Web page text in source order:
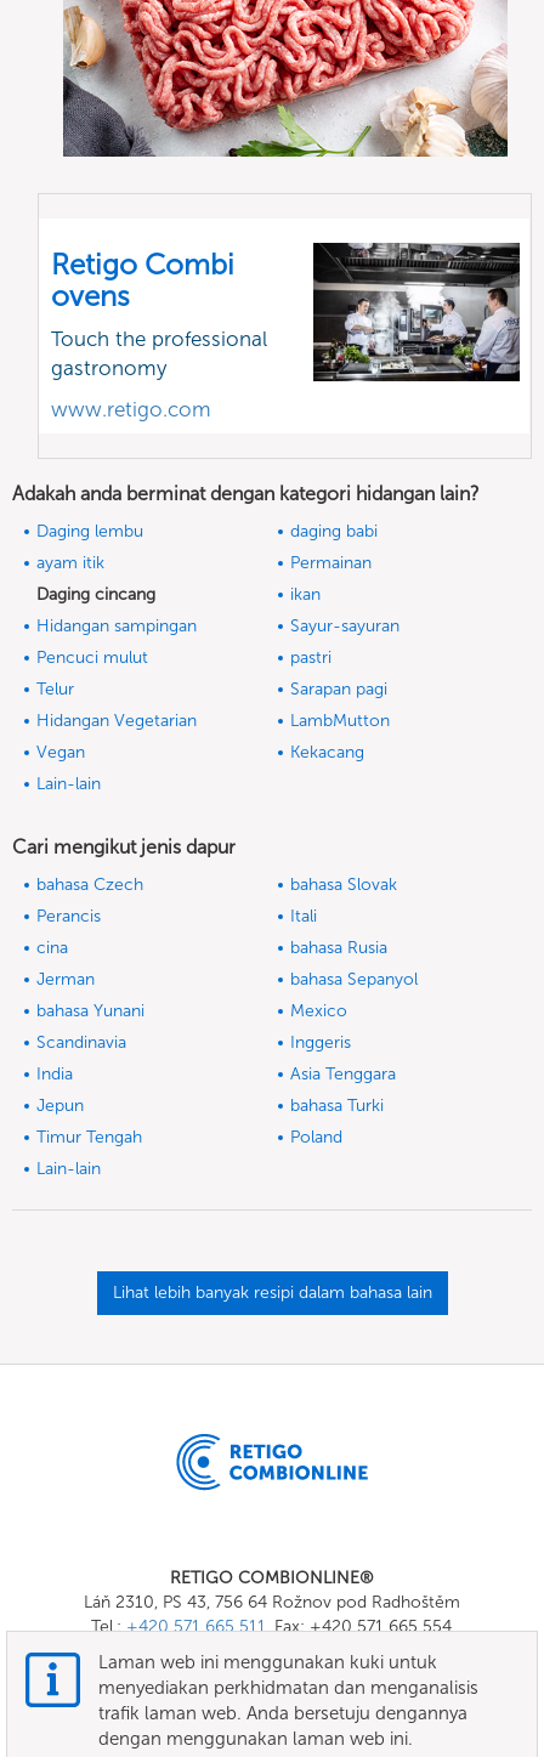
Retigo Combi
ovens
Touch the professional
gastronomy
www.retigo.com
Adakah anda berminat dengan kategori hidangan lain?
Daging lembu
daging babi
ayam itik
Permainan
Daging cincang
ikan
Hidangan sampingan
Sayur-sayuran
Pencuci mulut
pastri
Telur
Sarapan pagi
Hidangan Vegetarian
LambMutton
Vegan
Kekacang
Lain-lain
Cari mengikut jenis dapur
bahasa Czech
bahasa Slovak
Perancis
Itali
cina
bahasa Rusia
Jerman
bahasa Sepanyol
bahasa Yunani
Mexico
Scandinavia
Inggeris
India
Asia Tenggara
Jepun
bahasa Turki
Timur Tengah
Poland
Lain-lain
Lihat lebih banyak resipi dalam bahasa lain
RETIGO COMBIONLINE®
Láň 2310, PS 43, 756 64 Rožnov pod Radhoštěm
Tel.:+420 571 665 511, Fax: +420 571 665 554
E-mail: info@combionline.com
OnlineMenu
Laman web ini menggunakan kuki untuk
menyediakan perkhidmatan dan menganalisis
trafik laman web. Anda bersetuju dengannya
dengan menggunakan laman web ini.